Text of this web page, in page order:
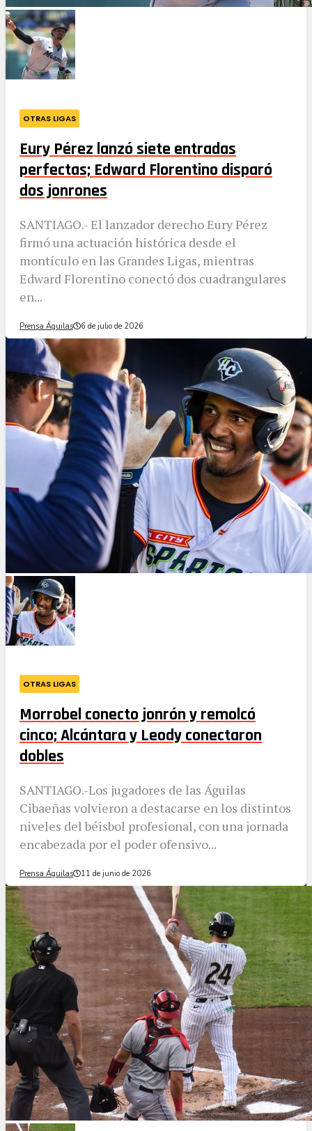
OTRAS LIGAS
Eury Pérez lanzó siete entradas
perfectas; Edward Florentino disparó
dos jonrones
SANTIAGO.- El lanzador derecho Eury Pérez
firmó una actuación histórica desde el
montículo en las Grandes Ligas, mientras
Edward Florentino conectó dos cuadrangulares
en...
Prensa Águilas 6 de julio de 2026
OTRAS LIGAS
Morrobel conecto jonrón y remolcó
cinco; Alcántara y Leody conectaron
dobles
SANTIAGO.-Los jugadores de las Águilas
Cibaeñas volvieron a destacarse en los distintos
niveles del béisbol profesional, con una jornada
encabezada por el poder ofensivo...
Prensa Águilas 11 de junio de 2026